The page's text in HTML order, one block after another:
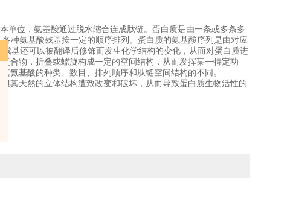
单位，氨基酸通过脱水缩合连成肽链。蛋白质是由一条或多条多
种氨基酸残基按一定的顺序排列。蛋白质的氨基酸序列是由对应
基还可以被翻译后修饰而发生化学结构的变化，从而对蛋白质进
合物，折叠或螺旋构成一定的空间结构，从而发挥某一特定功
氨基酸的种类、数目、排列顺序和肽链空间结构的不同。
其天然的立体结构遭致改变和破坏，从而导致蛋白质生物活性的